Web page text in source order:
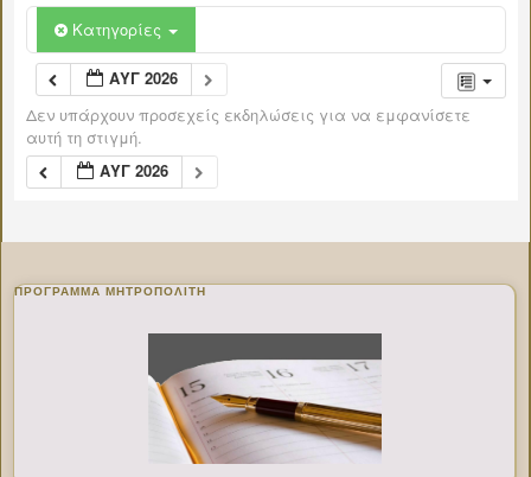
Κατηγορίες
ΑΥΓ 2026
Δεν υπάρχουν προσεχείς εκδηλώσεις για να εμφανίσετε
αυτή τη στιγμή.
ΑΥΓ 2026
ΠΡΌΓΡΑΜΜΑ ΜΗΤΡΟΠΟΛΊΤΗ